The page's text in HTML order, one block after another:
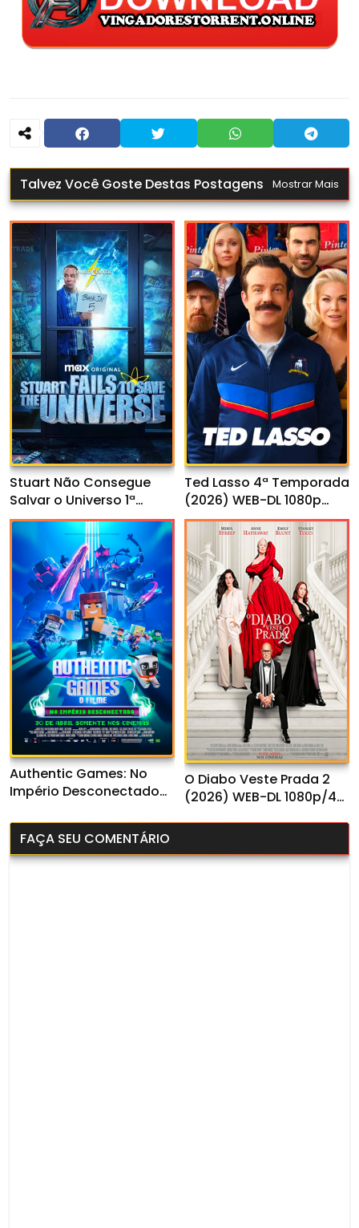
Talvez Você Goste Destas Postagens Mostrar Mais
Stuart Não Consegue
Salvar o Universo 1ª
Temporada (2026) WEB-
DL 1080p Dual Áudio
Ted Lasso 4ª Temporada
(2026) WEB-DL 1080p
Dual Áudio
Authentic Games: No
Império Desconectado
Nacional
O Diabo Veste Prada 2
(2026) WEB-DL 1080p/4K
FAÇA SEU COMENTÁRIO